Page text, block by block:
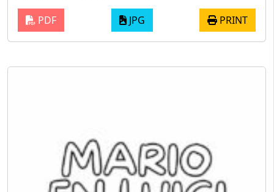
PDF JPG PRINT